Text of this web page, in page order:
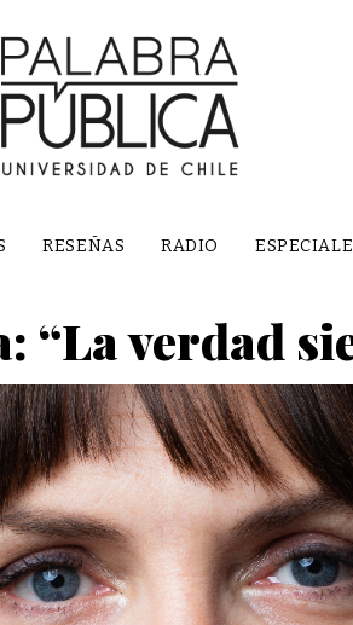
RESEÑAS RADIO
“La verdad